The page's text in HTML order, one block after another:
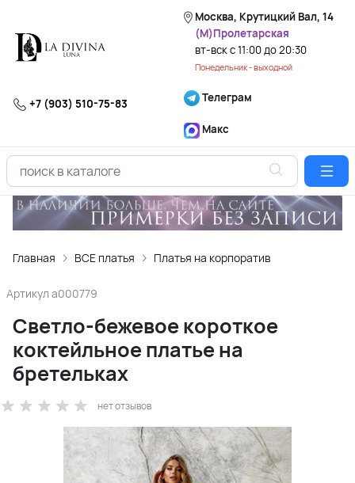
Москва, Крутицкий Вал, 14
(М)Пролетарская
вт-вск с 11:00 до 20:30
Понедельник - выходной
+7 (903) 510-75-83 Телеграм
Макс
Главная ВСЕ платья Платья на корпоратив
Артикул a000779
Светло-бежевое короткое
коктейльное платье на
бретельках
нет отзывов